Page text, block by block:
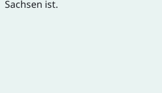
Sachsen ist.